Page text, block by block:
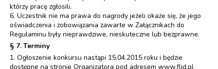
którzy pracę zgłosili.
6. Uczestnik nie ma prawa do nagrody jeżeli okaże się, że jego
oświadczenia i zobowiązania zawarte w Załącznikach do
Regulaminu były nieprawdziwe, nieskuteczne lub bezprawne.
§ 7. Terminy
1. Ogłoszenie konkursu nastąpi 15.04.2015 roku i będzie
dostępne na stronie Organizatora pod adresem www.flid.pl